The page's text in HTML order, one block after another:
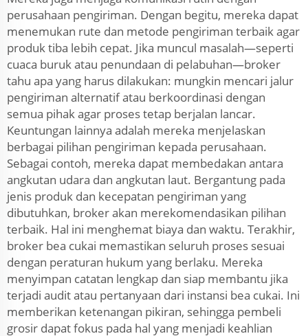
perusahaan pengiriman. Dengan begitu, mereka dapat
menemukan rute dan metode pengiriman terbaik agar
produk tiba lebih cepat. Jika muncul masalah—seperti
cuaca buruk atau penundaan di pelabuhan—broker
tahu apa yang harus dilakukan: mungkin mencari jalur
pengiriman alternatif atau berkoordinasi dengan
semua pihak agar proses tetap berjalan lancar.
Keuntungan lainnya adalah mereka menjelaskan
berbagai pilihan pengiriman kepada perusahaan.
Sebagai contoh, mereka dapat membedakan antara
angkutan udara dan angkutan laut. Bergantung pada
jenis produk dan kecepatan pengiriman yang
dibutuhkan, broker akan merekomendasikan pilihan
terbaik. Hal ini menghemat biaya dan waktu. Terakhir,
broker bea cukai memastikan seluruh proses sesuai
dengan peraturan hukum yang berlaku. Mereka
menyimpan catatan lengkap dan siap membantu jika
terjadi audit atau pertanyaan dari instansi bea cukai. Ini
memberikan ketenangan pikiran, sehingga pembeli
grosir dapat fokus pada hal yang menjadi keahlian